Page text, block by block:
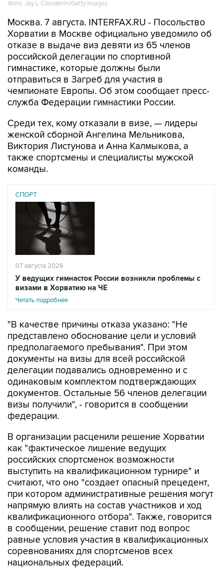
Фото: Jay L Clendenin/Getty Images
Москва. 7 августа. INTERFAX.RU - Посольство
Хорватии в Москве официально уведомило об
отказе в выдаче виз девяти из 65 членов
российской делегации по спортивной
гимнастике, которые должны были
отправиться в Загреб для участия в
чемпионате Европы. Об этом сообщает пресс-
служба Федерации гимнастики России.
Среди тех, кому отказали в визе, — лидеры
женской сборной Ангелина Мельникова,
Виктория Листунова и Анна Калмыкова, а
также спортсмены и специалисты мужской
команды.
СПОРТ
07 августа 2026
У ведущих гимнасток России возникли проблемы с
визами в Хорватию на ЧЕ
Читать подробнее
"В качестве причины отказа указано: "Не
представлено обоснование цели и условий
предполагаемого пребывания". При этом
документы на визы для всей российской
делегации подавались одновременно и с
одинаковым комплектом подтверждающих
документов. Остальные 56 членов делегации
визы получили", - говорится в сообщении
федерации.
В организации расценили решение Хорватии
как "фактическое лишение ведущих
российских спортсменок возможности
выступить на квалификационном турнире" и
считают, что оно "создает опасный прецедент,
при котором административные решения могут
напрямую влиять на состав участников и ход
квалификационного отбора". Также, говорится
в сообщении, решение ставит под вопрос
равные условия участия в квалификационных
соревнованиях для спортсменов всех
национальных федераций.